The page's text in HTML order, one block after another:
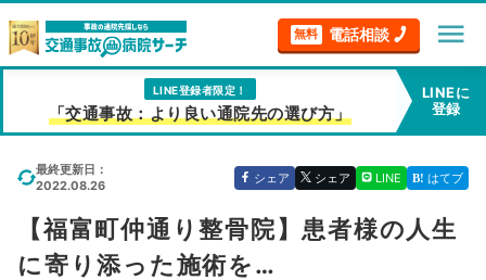
無料 電話相談 menu
LINE登録者限定！
「交通事故：より良い通院先の選び方」
LINEに
登録
最終更新日：
2022.08.26
シェア シェア LINE はてブ
【福富町仲通り整骨院】患者様の人生
に寄り添った施術を…